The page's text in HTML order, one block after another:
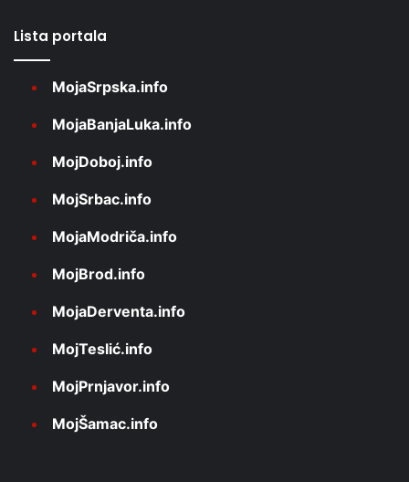
Lista portala
MojaSrpska.info
MojaBanjaLuka.info
MojDoboj.info
MojSrbac.info
MojaModriča.info
MojBrod.info
MojaDerventa.info
MojTeslić.info
MojPrnjavor.info
MojŠamac.info